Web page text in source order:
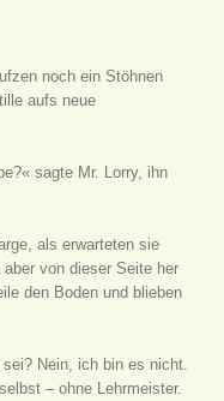
noch ein Stöhnen
aufs neue
sagte Mr. Lorry, ihn
als erwarteten sie
von dieser Seite her
den Boden und blieben
Nein, ich bin es nicht.
– ohne Lehrmeister.